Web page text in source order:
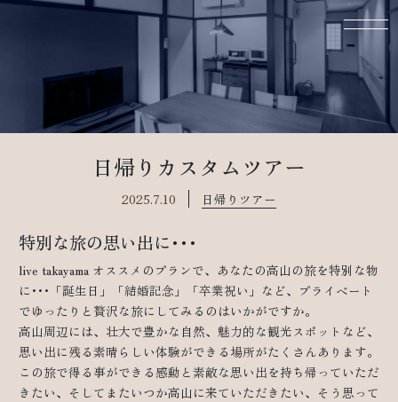
日帰りカスタムツアー
2025.7.10 日帰りツアー
特別な旅の思い出に･･･
live takayama オススメのプランで、あなたの高山の旅を特別な物
に･･･「誕生日」「結婚記念」「卒業祝い」など、プライベート
でゆったりと贅沢な旅にしてみるのはいかがですか。
高山周辺には、壮大で豊かな自然、魅力的な観光スポットなど、
思い出に残る素晴らしい体験ができる場所がたくさんあります。
この旅で得る事ができる感動と素敵な思い出を持ち帰っていただ
きたい、そしてまたいつか高山に来ていただきたい、そう思って